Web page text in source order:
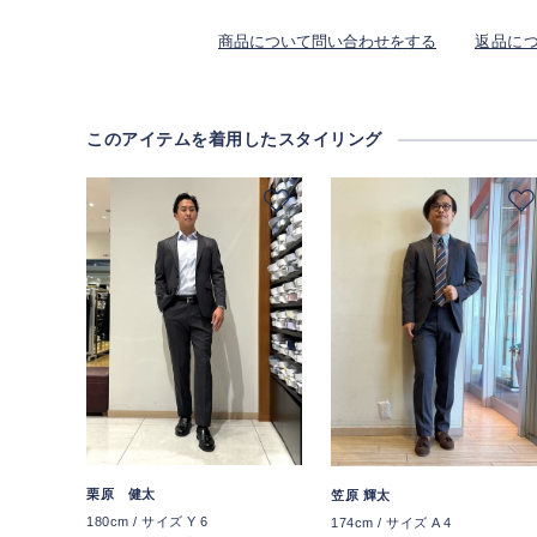
商品について問い合わせをする 返品に
このアイテムを着用したスタイリング
栗原 健太
180cm / サイズ Y 6
笠原 輝太
174cm / サイズ A 4